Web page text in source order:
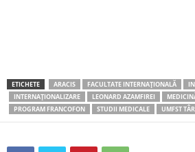
ETICHETE ARACIS FACULTATE INTERNAȚIONALĂ
INTERNAȚIONALIZARE
LEONARD AZAMFIREI
PROGRAM FRANCOFON
STUDII MEDICALE UMFST